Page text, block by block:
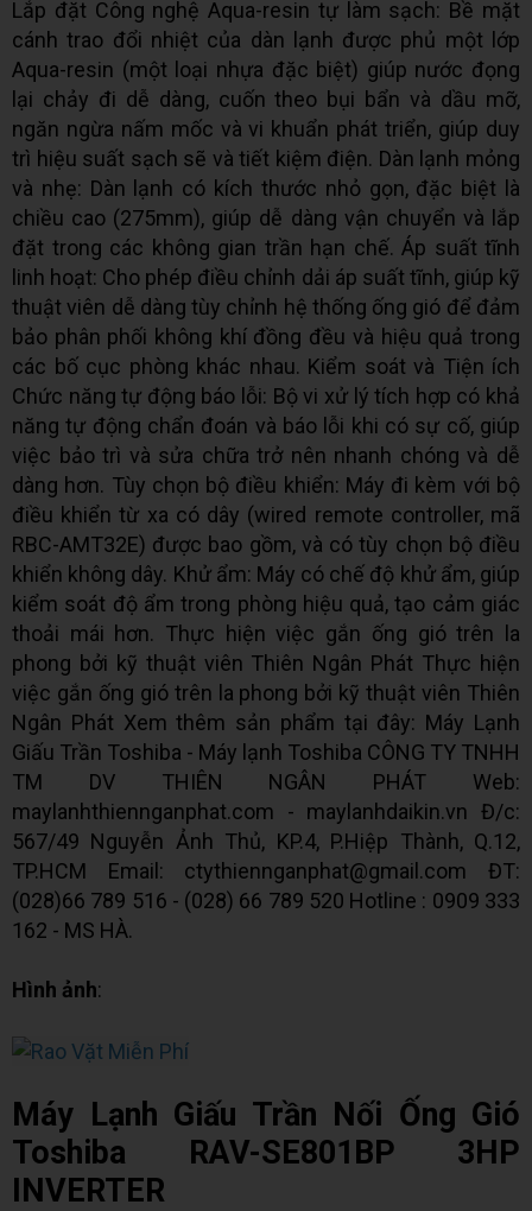
Lắp đặt Công nghệ Aqua-resin tự làm sạch: Bề mặt
cánh trao đổi nhiệt của dàn lạnh được phủ một lớp
Aqua-resin (một loại nhựa đặc biệt) giúp nước đọng
lại chảy đi dễ dàng, cuốn theo bụi bẩn và dầu mỡ,
ngăn ngừa nấm mốc và vi khuẩn phát triển, giúp duy
trì hiệu suất sạch sẽ và tiết kiệm điện. Dàn lạnh mỏng
và nhẹ: Dàn lạnh có kích thước nhỏ gọn, đặc biệt là
chiều cao (275mm), giúp dễ dàng vận chuyển và lắp
đặt trong các không gian trần hạn chế. Áp suất tĩnh
linh hoạt: Cho phép điều chỉnh dải áp suất tĩnh, giúp kỹ
thuật viên dễ dàng tùy chỉnh hệ thống ống gió để đảm
bảo phân phối không khí đồng đều và hiệu quả trong
các bố cục phòng khác nhau. Kiểm soát và Tiện ích
Chức năng tự động báo lỗi: Bộ vi xử lý tích hợp có khả
năng tự động chẩn đoán và báo lỗi khi có sự cố, giúp
việc bảo trì và sửa chữa trở nên nhanh chóng và dễ
dàng hơn. Tùy chọn bộ điều khiển: Máy đi kèm với bộ
điều khiển từ xa có dây (wired remote controller, mã
RBC-AMT32E) được bao gồm, và có tùy chọn bộ điều
khiển không dây. Khử ẩm: Máy có chế độ khử ẩm, giúp
kiểm soát độ ẩm trong phòng hiệu quả, tạo cảm giác
thoải mái hơn. Thực hiện việc gắn ống gió trên la
phong bởi kỹ thuật viên Thiên Ngân Phát Thực hiện
việc gắn ống gió trên la phong bởi kỹ thuật viên Thiên
Ngân Phát Xem thêm sản phẩm tại đây: Máy Lạnh
Giấu Trần Toshiba - Máy lạnh Toshiba CÔNG TY TNHH
TM DV THIÊN NGÂN PHÁT Web:
maylanhthiennganphat.com - maylanhdaikin.vn Đ/c:
567/49 Nguyễn Ảnh Thủ, KP.4, P.Hiệp Thành, Q.12,
TP.HCM Email: ctythiennganphat@gmail.com ĐT:
(028)66 789 516 - (028) 66 789 520 Hotline : 0909 333
162 - MS HÀ.
Hình ảnh:
Máy Lạnh Giấu Trần Nối Ống Gió
Toshiba RAV-SE801BP 3HP
INVERTER